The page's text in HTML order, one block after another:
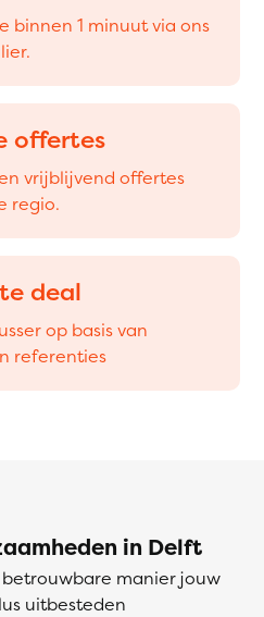
binnen 1 minuut via ons
offertes
vrijblijvend offertes
regio.
deal
op basis van
referenties
in Delft
manier jouw
uitbesteden